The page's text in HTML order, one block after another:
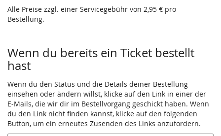
Alle Preise zzgl. einer Servicegebühr von 2,95 € pro
Bestellung.
Wenn du bereits ein Ticket bestellt
hast
Wenn du den Status und die Details deiner Bestellung
einsehen oder ändern willst, klicke auf den Link in einer der
E-Mails, die wir dir im Bestellvorgang geschickt haben. Wenn
du den Link nicht finden kannst, klicke auf den folgenden
Button, um ein erneutes Zusenden des Links anzufordern.